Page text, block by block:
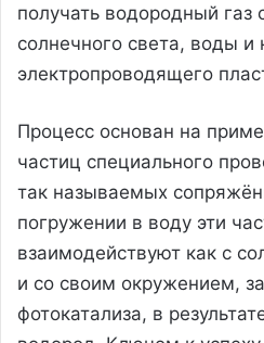
получать водородный газ
солнечного света, воды и
электропроводящего
Процесс основан на
частиц специального
так называемых
погружении в воду эти
взаимодействуют как с
и со своим окружением,
фотокатализа, в